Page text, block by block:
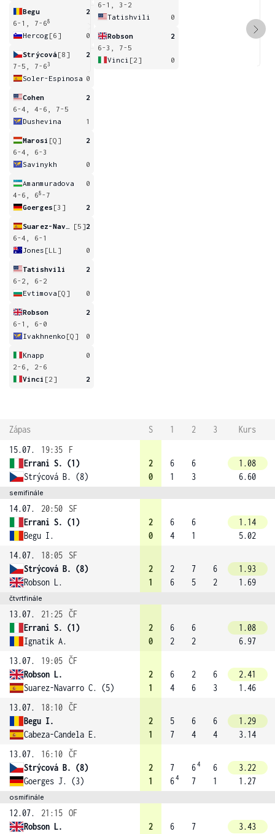
Begu
2
6-1, 7-68
Hercog[6] 0
Strýcová[8]
2
7-5, 7-63
Soler-Espinosa 0
Cohen
2
6-4, 4-6, 7-5
Dushevina
1
Marosi [Q]
2
6-4, 6-3
Savinykh
0
Amanmuradova
0
4-6, 68 -7
Goerges [3] 2
[5]2
6-4, 6-1
Jones [LL] 0
Tatishvili
2
6-2, 6-2
Evtimova [Q] 0
Robson
2
6-1, 6-0
Ivakhnenko [Q] 0
Knapp
0
2-6, 2-6
Vinci [2] 2
6-1, 3-2
Tatishvili
0
Robson
2
6-3, 7-5
Vinci [2] 0
Zápas S 1 2 3
Kurs
15.07.
19:35
F
Errani S. (1)
Strýcová B. (8)
2
0
6
1
6
3
1.08
6.60
semifinále
14.07. 20:50
SF
Errani S. (1)
Begu I.
2
0
6
4
6
1
1.14
5.02
14.07.
18:05
SF
Strýcová B. (8)
Robson L.
2
1
2
6
7
5
6
2
1.93
1.69
čtvrtfinále
13.07. 21:25 ČF
Errani S. (1)
Ignatik A.
2
0
6
2
6
2
1.08
6.97
13.07.
19:05 ČF
Robson L.
Suarez-Navarro C. (5)
2
1
6
4
2
6
6
3
2.41
1.46
13.07.
18:10 ČF
Begu I.
Cabeza-Candela E.
2
1
5
7
6
4
6
4
1.29
3.14
13.07.
16:10 ČF
Strýcová B. (8)
Goerges J. (3)
2
1
7
64
64
7
6
1
3.22
1.27
osmifinále
12.07. 21:15 OF
Robson L.
2
6
7
3.43